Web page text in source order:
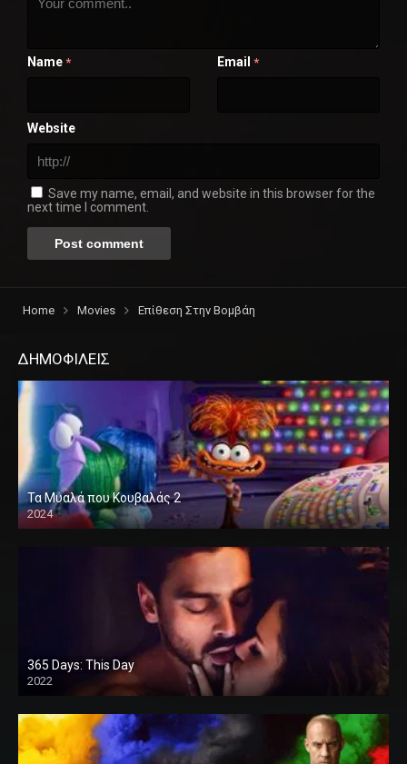
Name * Email *
Website
Save my name, email, and website in this browser for the
next time I comment.
Home Movies Επίθεση Στην Βομβάη
ΔΗΜΟΦΙΛΕΙΣ
Τα Μυαλά που Κουβαλάς 2
2024
365 Days: This Day
2022